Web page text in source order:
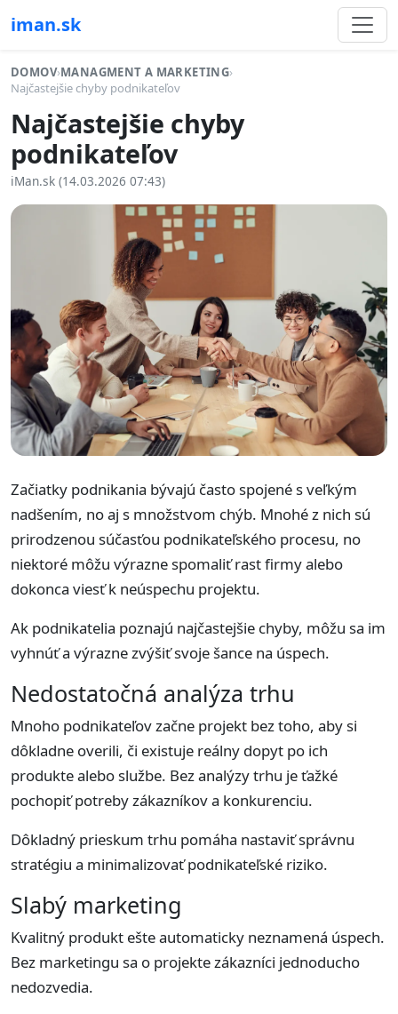
iman.sk
DOMOV›MANAGMENT A MARKETING›
Najčastejšie chyby podnikateľov
Najčastejšie chyby
podnikateľov
iMan.sk (14.03.2026 07:43)
Začiatky podnikania bývajú často spojené s veľkým
nadšením, no aj s množstvom chýb. Mnohé z nich sú
prirodzenou súčasťou podnikateľského procesu, no
niektoré môžu výrazne spomaliť rast firmy alebo
dokonca viesť k neúspechu projektu.
Ak podnikatelia poznajú najčastejšie chyby, môžu sa im
vyhnúť a výrazne zvýšiť svoje šance na úspech.
Nedostatočná analýza trhu
Mnoho podnikateľov začne projekt bez toho, aby si
dôkladne overili, či existuje reálny dopyt po ich
produkte alebo službe. Bez analýzy trhu je ťažké
pochopiť potreby zákazníkov a konkurenciu.
Dôkladný prieskum trhu pomáha nastaviť správnu
stratégiu a minimalizovať podnikateľské riziko.
Slabý marketing
Kvalitný produkt ešte automaticky neznamená úspech.
Bez marketingu sa o projekte zákazníci jednoducho
nedozvedia.